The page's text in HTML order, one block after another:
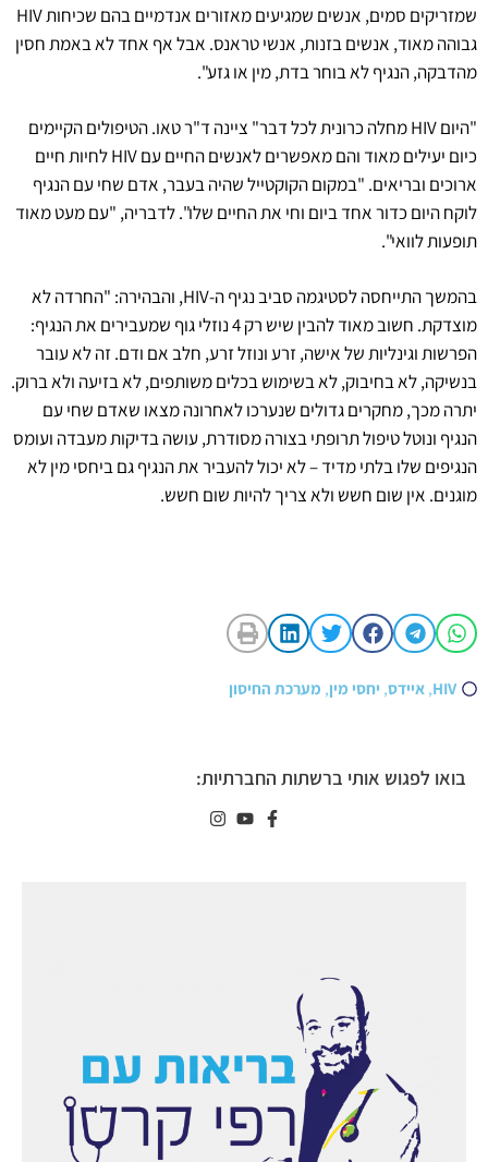
שמזריקים סמים, אנשים שמגיעים מאזורים אנדמיים בהם שכיחות HIV
גבוהה מאוד, אנשים בזנות, אנשי טראנס. אבל אף אחד לא באמת חסין
מהדבקה, הנגיף לא בוחר בדת, מין או גזע".
"היום HIV מחלה כרונית לכל דבר" ציינה ד"ר טאו. הטיפולים הקיימים
כיום יעילים מאוד והם מאפשרים לאנשים החיים עם HIV לחיות חיים
ארוכים ובריאים. "במקום הקוקטייל שהיה בעבר, אדם שחי עם הנגיף
לוקח היום כדור אחד ביום וחי את החיים שלו". לדבריה, "עם מעט מאוד
תופעות לוואי".
בהמשך התייחסה לסטיגמה סביב נגיף ה-HIV, והבהירה: "החרדה לא
מוצדקת. חשוב מאוד להבין שיש רק 4 נוזלי גוף שמעבירים את הנגיף:
הפרשות וגינליות של אישה, זרע ונוזל זרע, חלב אם ודם. זה לא עובר
בנשיקה, לא בחיבוק, לא בשימוש בכלים משותפים, לא בזיעה ולא ברוק.
יתרה מכך, מחקרים גדולים שנערכו לאחרונה מצאו שאדם שחי עם
הנגיף ונוטל טיפול תרופתי בצורה מסודרת, עושה בדיקות מעבדה ועומס
הנגיפים שלו בלתי מדיד – לא יכול להעביר את הנגיף גם ביחסי מין לא
מוגנים. אין שום חשש ולא צריך להיות שום חשש.
HIV
, איידס, יחסי מין, מערכת החיסון
בואו לפגוש אותי ברשתות החברתיות: